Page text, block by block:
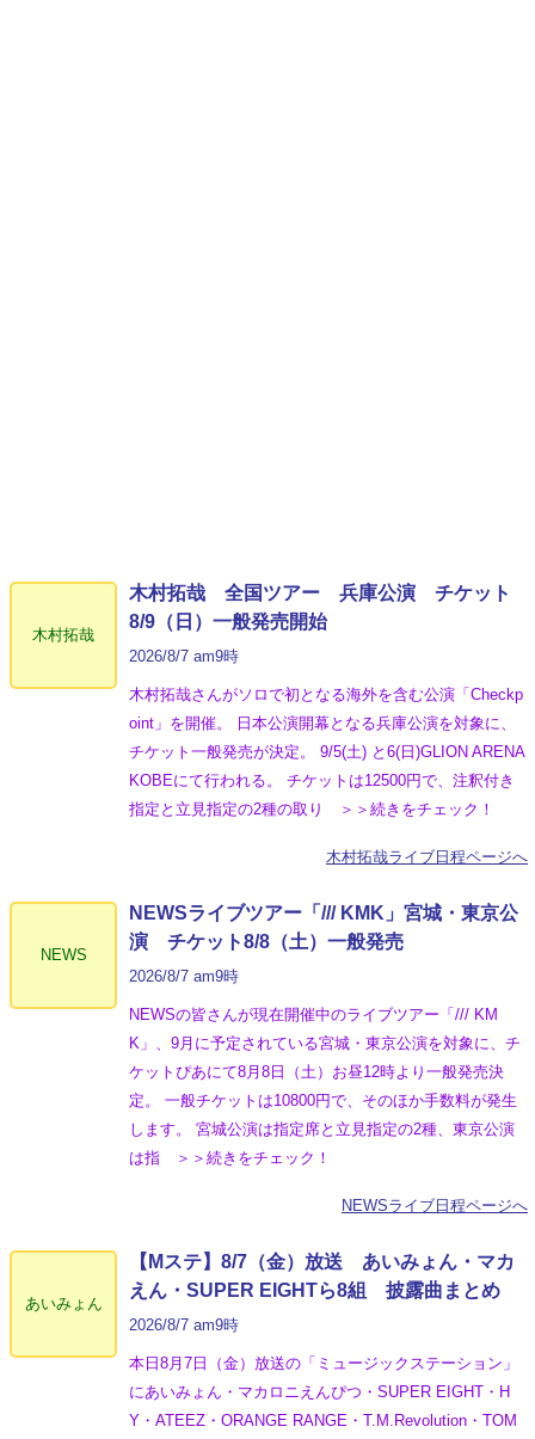
木村拓哉
木村拓哉 全国ツアー 兵庫公演 チケット
8/9（日）一般発売開始
2026/8/7 am9時
木村拓哉さんがソロで初となる海外を含む公演「Checkp
oint」を開催。 日本公演開幕となる兵庫公演を対象に、
チケット一般発売が決定。 9/5(土) と6(日)GLION ARENA
KOBEにて行われる。 チケットは12500円で、注釈付き
指定と立見指定の2種の取り ＞＞続きをチェック！
木村拓哉ライブ日程ページへ
NEWS
NEWSライブツアー「/// KMK」宮城・東京公
演 チケット8/8（土）一般発売
2026/8/7 am9時
NEWSの皆さんが現在開催中のライブツアー「/// KM
K」、9月に予定されている宮城・東京公演を対象に、チ
ケットぴあにて8月8日（土）お昼12時より一般発売決
定。 一般チケットは10800円で、そのほか手数料が発生
します。 宮城公演は指定席と立見指定の2種、東京公演
は指 ＞＞続きをチェック！
NEWSライブ日程ページへ
あいみょん
【Mステ】8/7（金）放送 あいみょん・マカ
えん・SUPER EIGHTら8組 披露曲まとめ
2026/8/7 am9時
本日8月7日（金）放送の「ミュージックステーション」
にあいみょん・マカロニえんぴつ・SUPER EIGHT・H
Y・ATEEZ・ORANGE RANGE・T.M.Revolution・TOM